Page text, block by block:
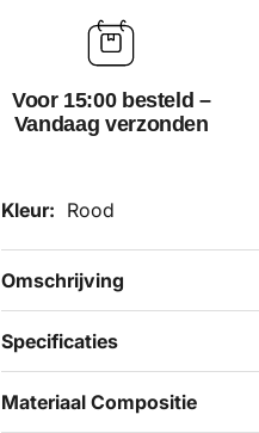
Voor 15:00 besteld –
Vandaag verzonden
Kleur: Rood
Omschrijving
Specificaties
Materiaal Compositie